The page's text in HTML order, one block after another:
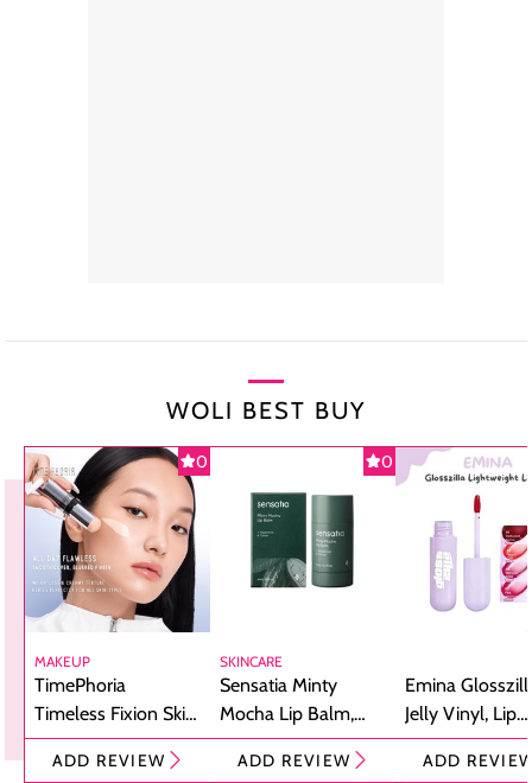
WOLI BEST BUY
0
MAKEUP
TimePhoria
Timeless Fixion Skin
Tint Stick,
Foundation dan
ADD REVIEW
0
SKINCARE
Sensatia Minty
Mocha Lip Balm,
Pelembap Bibir
dengan Aroma
ADD REVIEW
Emina
Jelly Vinyl, Lip
Cream Glossy
Ringan
ADD